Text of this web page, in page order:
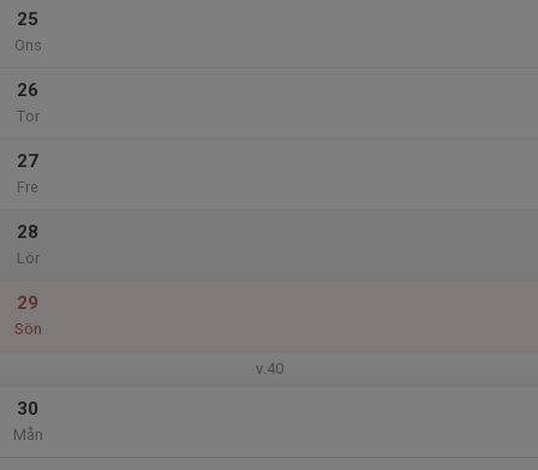
25
Ons
26
Tor
27
Fre
28
Lör
29
Sön
v.40
30
Mån